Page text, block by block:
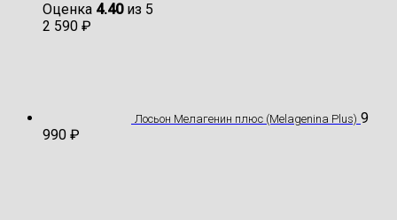
Оценка 4.40из 5
2 590 ₽
Лосьон Мелагенин плюс (Melagenina Plus) 9
990 ₽